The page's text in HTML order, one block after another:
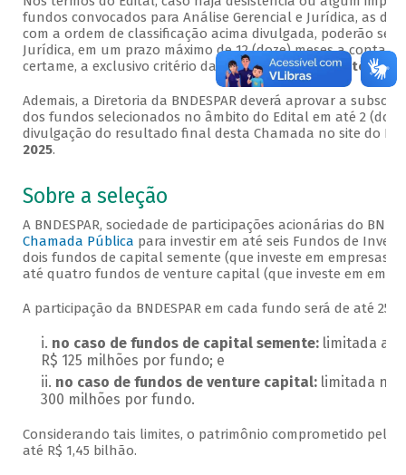
fundos convocados para Análise Gerencial e Jurídica, as
com a ordem de classificação acima divulgada, poderão ser
Jurídica, em um prazo máximo de 12 (doze) meses a
certame, a exclusivo critério da BNDESPAR, ou seja, até 29
Ademais, a Diretoria da BNDESPAR deverá aprovar a
dos fundos selecionados no âmbito do Edital em até 2
divulgação do resultado final desta Chamada no site do
2025.
Sobre a seleção
A BNDESPAR, sociedade de participações acionárias do
Chamada Pública para investir em até seis Fundos de
dois fundos de capital semente (que investe em empresas
até quatro fundos de venture capital (que investe em
A participação da BNDESPAR em cada fundo será de até
no caso de fundos de capital semente:limitada a
R$ 125 milhões por fundo; e
no caso de fundos de venture capital:limitada no
300 milhões por fundo.
Considerando tais limites, o patrimônio comprometido pela
até R$ 1,45 bilhão.